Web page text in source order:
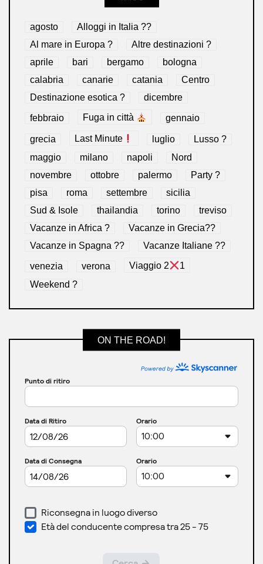
agosto
Alloggi in Italia ??
Al mare in Europa ?️
Altre destinazioni ?
aprile
bari bergamo
bologna
calabria
canarie catania
Centro
Destinazione esotica ?
dicembre
febbraio Fuga in città gennaio
grecia Last Minute luglio
Lusso ?
maggio
milano napoli
Nord
novembre
ottobre palermo
Party ?
pisa
roma settembre
sicilia
Sud & Isole
thailandia torino
treviso
Vacanze in Africa ?
Vacanze in Grecia??
Vacanze in Spagna ??
Vacanze Italiane ??
venezia verona Viaggio 2
1
Weekend ?
ON THE ROAD!